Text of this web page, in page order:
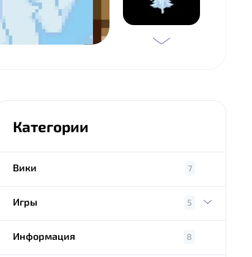
Категории
Вики 7
Игры 5
Информация 8